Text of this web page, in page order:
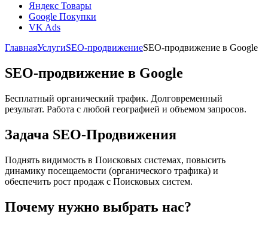
Яндекс Товары
Google Покупки
VK Ads
ГлавнаяУслугиSEO-продвижениеSEO-продвижение в Google
SEO-продвижение в Google
Бесплатный органический трафик. Долговременный
результат. Работа с любой географией и объемом запросов.
Задача SEO-Продвижения
Поднять видимость в Поисковых системах, повысить
динамику посещаемости (органического трафика) и
обеспечить рост продаж с Поисковых систем.
Почему нужно выбрать нас?